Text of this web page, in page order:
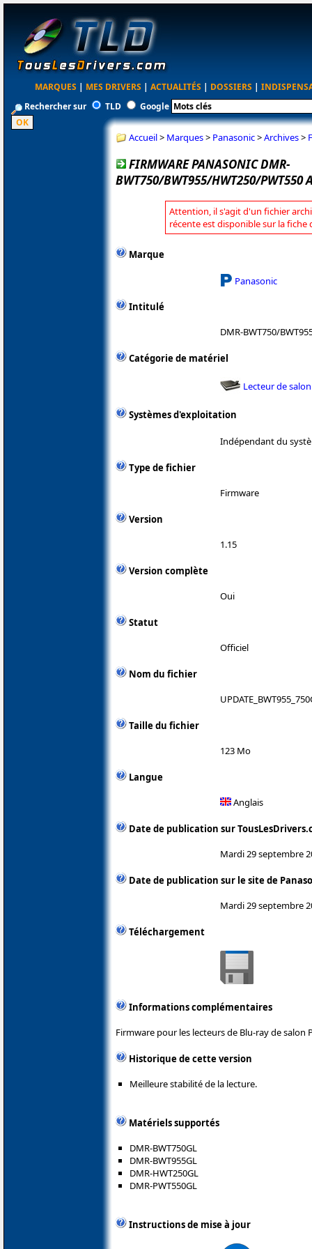
MARQUES | MES DRIVERS | ACTUALITÉS | DOSSIERS |
Rechercher sur
TLD Google
Accueil> Marques> Panasonic>Archives>
FIRMWARE PANASONIC DMR-
BWT750/BWT955/HWT250/PWT550
Attention, il s'agit d'un fichier
récente est disponible sur la fiche
Marque
Panasonic
Intitulé
DMR-BWT750/
Catégorie de matériel
Lecteur de salon
Systèmes d'exploitation
Indépendant du
Type de fichier
Firmware
Version
1.15
Version complète
Oui
Statut
Officiel
Nom du fichier
Taille du fichier
123 Mo
Langue
Anglais
Date de publication sur
Mardi 29 septembre
Date de publication sur le site de
Mardi 29 septembre
Téléchargement
Informations complémentaires
Firmware pour les lecteurs de Blu-ray de salon
Historique de cette version
Meilleure stabilité de la lecture.
Matériels supportés
DMR-BWT750GL
DMR-BWT955GL
DMR-HWT250GL
DMR-PWT550GL
Instructions de mise à jour